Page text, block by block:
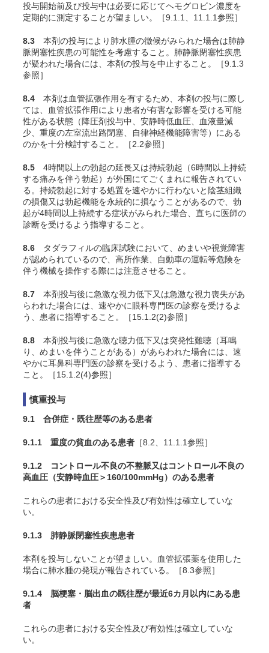
投与開始前及び投与中は必要に応じてヘモグロビン濃度を
定期的に測定することが望ましい。［9.1.1、11.1.1参照］
8.3 本剤の投与により肺水腫の徴候がみられた場合は肺静
脈閉塞性疾患の可能性を考慮すること。肺静脈閉塞性疾患
が疑われた場合には、本剤の投与を中止すること。［9.1.3
参照］
8.4 本剤は血管拡張作用を有するため、本剤の投与に際し
ては、血管拡張作用により患者が有害な影響を受ける可能
性がある状態（降圧剤投与中、安静時低血圧、血液量減
少、重度の左室流出路閉塞、自律神経機能障害等）にある
のかを十分検討すること。［2.2参照］
8.5 4時間以上の勃起の延長又は持続勃起（6時間以上持続
する痛みを伴う勃起）が外国にてごくまれに報告されてい
る。持続勃起に対する処置を速やかに行わないと陰茎組織
の損傷又は勃起機能を永続的に損なうことがあるので、勃
起が4時間以上持続する症状がみられた場合、直ちに医師の
診断を受けるよう指導すること。
8.6 タダラフィルの臨床試験において、めまいや視覚障害
が認められているので、高所作業、自動車の運転等危険を
伴う機械を操作する際には注意させること。
8.7 本剤投与後に急激な視力低下又は急激な視力喪失があ
らわれた場合には、速やかに眼科専門医の診察を受けるよ
う、患者に指導すること。［15.1.2(2)参照］
8.8 本剤投与後に急激な聴力低下又は突発性難聴（耳鳴
り、めまいを伴うことがある）があらわれた場合には、速
やかに耳鼻科専門医の診察を受けるよう、患者に指導する
こと。［15.1.2(4)参照］
慎重投与
9.1 合併症・既往歴等のある患者
9.1.1 重度の貧血のある患者 ［8.2、11.1.1参照］
9.1.2 コントロール不良の不整脈又はコントロール不良の
高血圧（安静時血圧＞160/100mmHg）のある患者
これらの患者における安全性及び有効性は確立していな
い。
9.1.3 肺静脈閉塞性疾患患者
本剤を投与しないことが望ましい。血管拡張薬を使用した
場合に肺水腫の発現が報告されている。［8.3参照］
9.1.4 脳梗塞・脳出血の既往歴が最近6カ月以内にある患
者
これらの患者における安全性及び有効性は確立していな
い。